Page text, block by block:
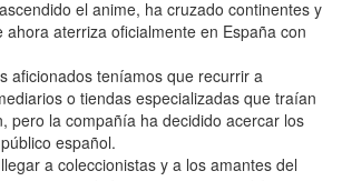
el anime, ha cruzado continentes y
ahora aterriza oficialmente en España con
aficionados teníamos que recurrir a
o tiendas especializadas que traían
pero la compañía ha decidido acercar los
español.
a coleccionistas y a los amantes del